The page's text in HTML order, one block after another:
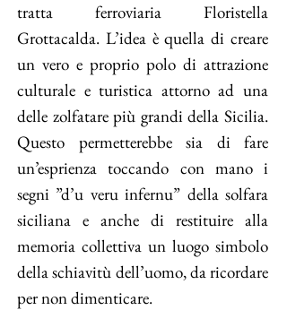
tratta ferroviaria Floristella
Grottacalda. L’idea è quella di creare
un vero e proprio polo di attrazione
culturale e turistica attorno ad una
delle zolfatare più grandi della Sicilia.
Questo permetterebbe sia di fare
un’esprienza toccando con mano i
segni ”d’u veru infernu” della solfara
siciliana e anche di restituire alla
memoria collettiva un luogo simbolo
della schiavitù dell’uomo, da ricordare
per non dimenticare.